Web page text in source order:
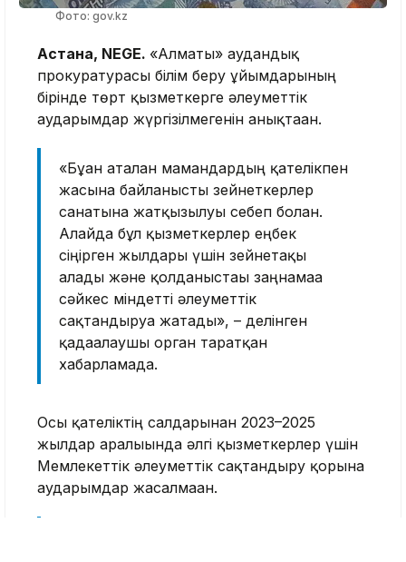
Фото: gov.kz
Астана, NEGE. «Алматы» аудандық
прокуратурасы білім беру ұйымдарының
бірінде төрт қызметкерге әлеуметтік
аударымдар жүргізілмегенін анықтаған.
«Бұған аталған мамандардың қателікпен
жасына байланысты зейнеткерлер
санатына жатқызылуы себеп болған.
Алайда бұл қызметкерлер еңбек
сіңірген жылдары үшін зейнетақы
алады және қолданыстағы заңнамаға
сәйкес міндетті әлеуметтік
сақтандыруға жатады», – делінген
қадағалаушы орган таратқан
хабарламада.
Осы қателіктің салдарынан 2023–2025
жылдар аралығында әлгі қызметкерлер үшін
Мемлекеттік әлеуметтік сақтандыру қорына
аударымдар жасалмаған.